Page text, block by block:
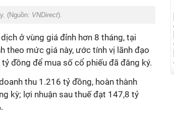
(Nguồn: VNDirect).
ở vùng giá đỉnh hơn 8 tháng, tại
mức giá này, ước tính vị lãnh đạo
đồng để mua số cổ phiếu đã đăng ký.
thu 1.216 tỷ đồng, hoàn thành
kỳ; lợi nhuận sau thuế đạt 147,8 tỷ